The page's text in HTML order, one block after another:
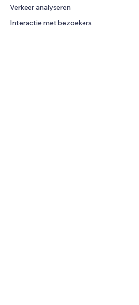
Verkeer analyseren
Interactie met bezoekers